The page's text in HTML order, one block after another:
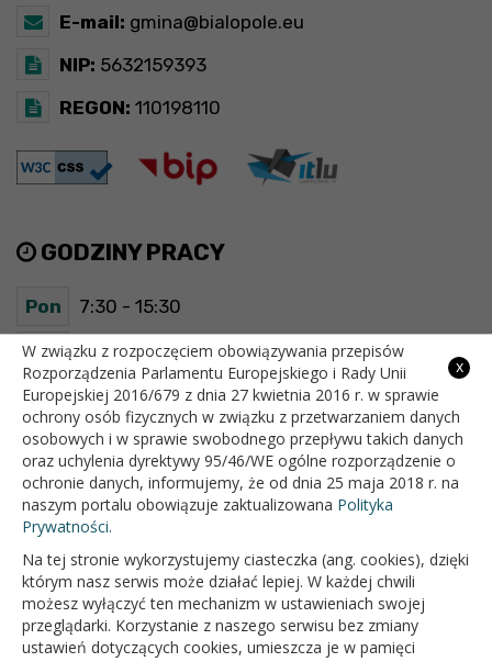
E-mail: gmina@bialopole.eu
NIP: 5632159393
REGON: 110198110
GODZINY PRACY
Pon 7:30 - 15:30
Wt 7:30 - 15:30
Śr 7:30 - 15:30
Czw 7:30 - 15:30
Pt 7:30 - 15:30
OFICJALNY SERWIS INTERNETOWY GMINY BIAŁOPOLE
x
W związku z rozpoczęciem obowiązywania przepisów
Rozporządzenia Parlamentu Europejskiego i Rady Unii
Europejskiej 2016/679 z dnia 27 kwietnia 2016 r. w sprawie
ochrony osób fizycznych w związku z przetwarzaniem danych
osobowych i w sprawie swobodnego przepływu takich danych
oraz uchylenia dyrektywy 95/46/WE ogólne rozporządzenie o
ochronie danych, informujemy, że od dnia 25 maja 2018 r. na
naszym portalu obowiązuje zaktualizowana Polityka
Prywatności.
Na tej stronie wykorzystujemy ciasteczka (ang. cookies), dzięki
którym nasz serwis może działać lepiej. W każdej chwili
możesz wyłączyć ten mechanizm w ustawieniach swojej
przeglądarki. Korzystanie z naszego serwisu bez zmiany
ustawień dotyczących cookies, umieszcza je w pamięci